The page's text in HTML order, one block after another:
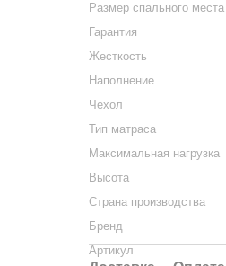
Размер спального места
Гарантия
Жесткость
Наполнение
Чехол
Тип матраса
Максимальная нагрузка
Высота
Страна производства
Бренд
Артикул